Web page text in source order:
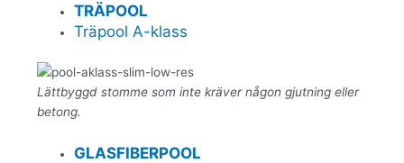
TRÄPOOL
Träpool A-klass
Lättbyggd stomme som inte kräver någon gjutning eller
betong.
GLASFIBERPOOL